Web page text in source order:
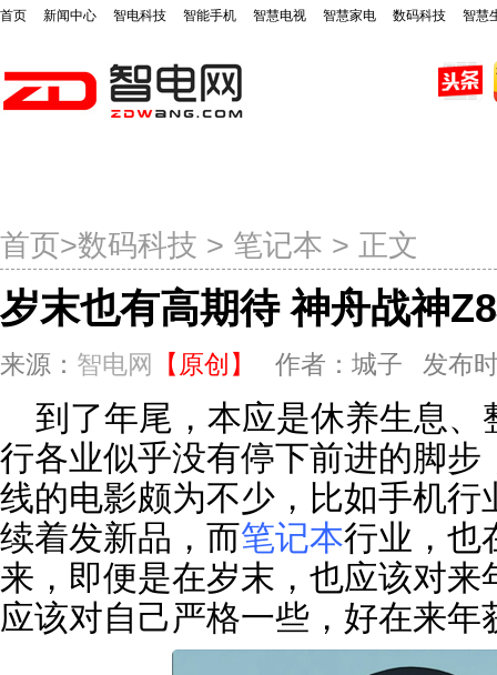
首页 新闻中心 智电科技 智能手机 智慧电视 智慧家电 数码科技 智慧
首页>数码科技 > 笔记本 > 正文
岁末也有高期待 神舟战神
来源： 智电网 【原创】 作者：城子 发布
到了年尾，本应是休养生息
行各业似乎没有停下前进的脚
线的电影颇为不少，比如手机
续着发新品，而笔记本行业，也
来，即便是在岁末，也应该对
应该对自己严格一些，好在来年